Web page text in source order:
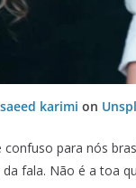
saeed karimi on
para nós
fala. Não é a toa